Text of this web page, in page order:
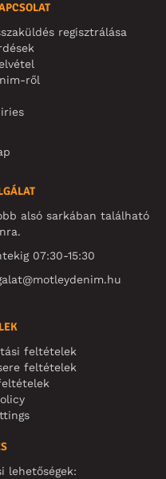
regisztrálása
ről
alsó sarkában található
07:30-15:30
feltételek
feltételek
lehetőségek: